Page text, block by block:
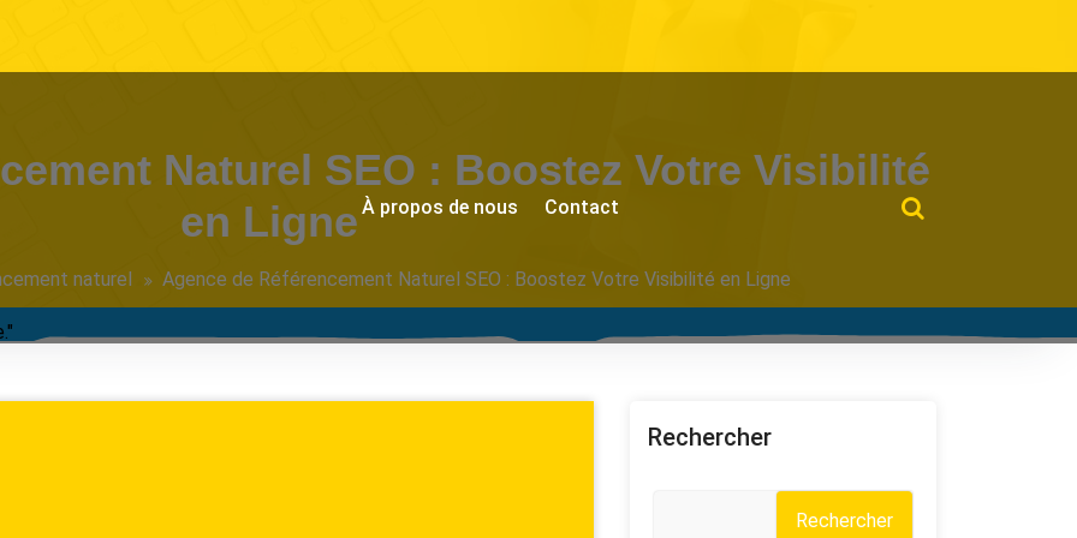
À propos de nous Contact
Naturel SEO : Boostez Votre Visibilité
en Ligne
naturel Agence de Référencement Naturel SEO : Boostez Votre Visibilité en Ligne
Rechercher
Rechercher